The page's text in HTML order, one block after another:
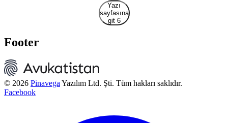
Yazı
sayfasına
git 6
Footer
© 2026 Pinavega Yazılım Ltd. Şti. Tüm hakları saklıdır.
Facebook